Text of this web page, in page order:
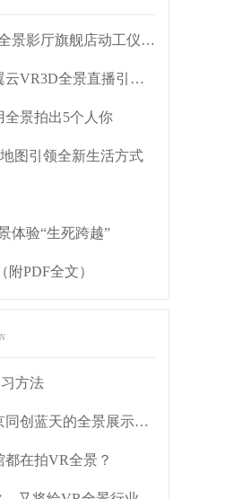
耳东国际影城暨耳东VR全景影厅旗舰店动工仪式盛大举行
激战到底丨中国电信天翼云VR3D全景直播引燃拳击热火
全景拍出5个人你
图引领全新生活方式
体验“生死跨越”
附PDF全文）
方法
3d全景图如何制作？北京同创蓝天的全景展示平台咋样？
在拍VR全景？